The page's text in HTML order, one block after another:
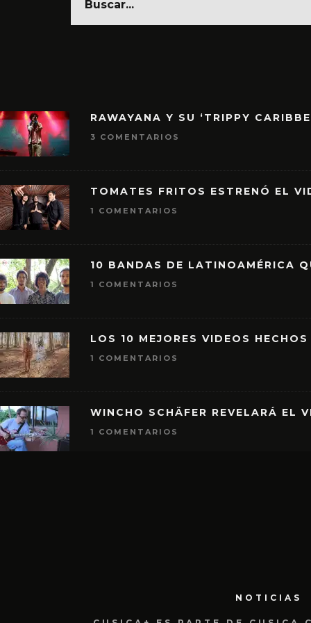
RAWAYANA Y SU ‘TRIPPY
3 COMENTARIOS
TOMATES FRITOS ESTRENÓ EL
1 COMENTARIOS
10 BANDAS DE LATINOAMÉRICA
1 COMENTARIOS
LOS 10 MEJORES VIDEOS
1 COMENTARIOS
WINCHO SCHÄFER REVELARÁ EL
1 COMENTARIOS
NOTICIAS